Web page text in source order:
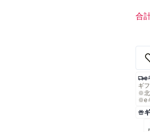
合
e
ギ
※北
※e